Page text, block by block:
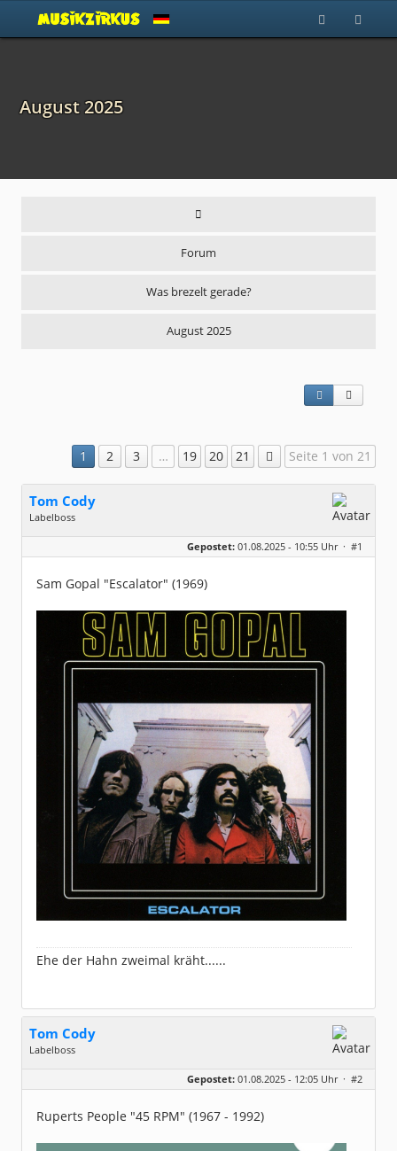
August 2025
Forum
Was brezelt gerade?
August 2025
1 2 3 … 19 20 21 Seite 1 von 21
Tom Cody
Labelboss
Geschlecht:
Alter:
70
Dabei seit:
11 / 2006
Gepostet: 01.08.2025 - 10:55 Uhr · #1
Sam Gopal "Escalator" (1969)
Ehe der Hahn zweimal kräht......
Tom Cody
Labelboss
Alter:
70
Dabei seit:
11 / 2006
Gepostet: 01.08.2025 - 12:05 Uhr · #2
Ruperts People "45 RPM" (1967 - 1992)